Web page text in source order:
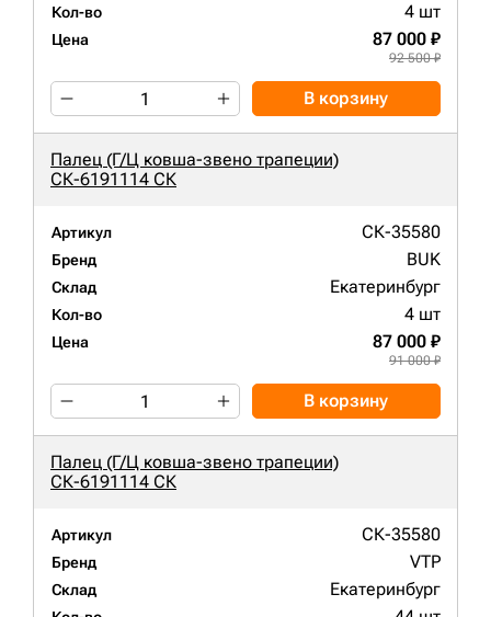
Кол-во 4 шт
Цена 87 000 ₽
92 500 ₽
В корзину
Палец (Г/Ц ковша-звено трапеции)
СК-6191114 СК
Артикул СК-35580
Бренд BUK
Склад Екатеринбург
Кол-во 4 шт
Цена 87 000 ₽
91 000 ₽
В корзину
Палец (Г/Ц ковша-звено трапеции)
СК-6191114 СК
Артикул СК-35580
Бренд VTP
Склад Екатеринбург